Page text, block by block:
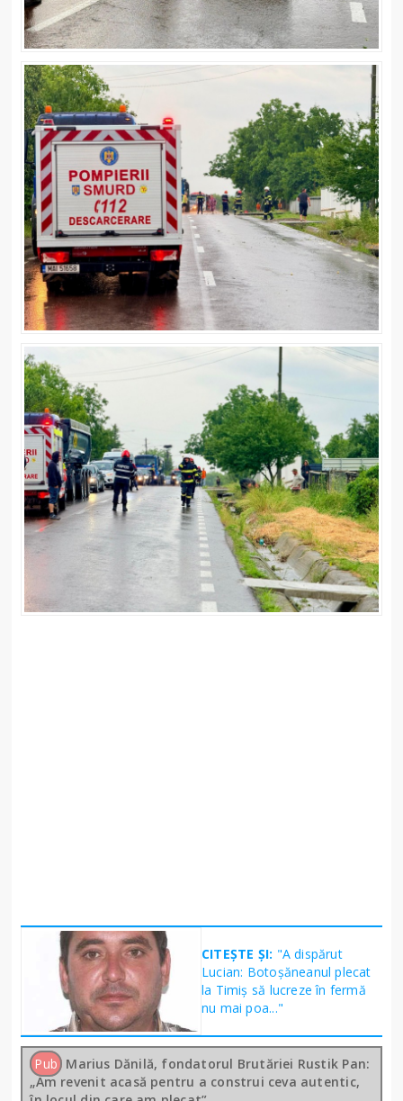
CITEȘTE ȘI: "A dispărut
Lucian: Botoșăneanul plecat
la Timiș să lucreze în fermă
nu mai poa..."
Pub Marius Dănilă, fondatorul Brutăriei Rustik Pan:
„Am revenit acasă pentru a construi ceva autentic,